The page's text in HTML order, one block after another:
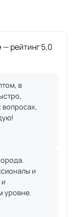
— рейтинг 5,0
в
вопросах,
и
и
уровне.